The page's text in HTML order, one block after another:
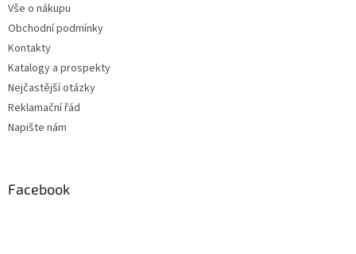
Vše o nákupu
Obchodní podmínky
Kontakty
Katalogy a prospekty
Nejčastější otázky
Reklamační řád
Napište nám
Facebook